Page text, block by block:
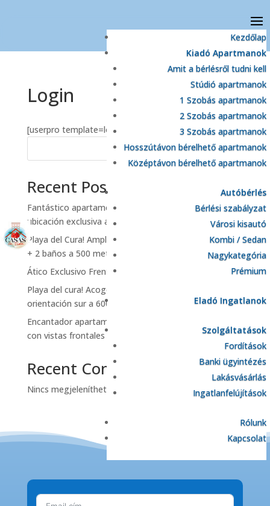
Kezdőlap
Kiadó Apartmanok
Amit a bérlésről tudni kell
Stúdió apartmanok
1 Szobás apartmanok
2 Szobás apartmanok
3 Szobás apartmanok
Hosszútávon bérelhető apartmanok
Középtávon bérelhető apartmanok
Autóbérlés
Bérlési szabályzat
Városi kisautó
Kombi / Sedan
Nagykategória
Prémium
Eladó Ingatlanok
Szolgáltatások
Fordítások
Banki ügyintézés
Lakásvásárlás
Ingatlanfelújítások
Rólunk
Kapcsolat
Login
[userpro template=login]
Keresés
Recent Posts
Fantástico apartamento semireformado con
ubicación exclusiva a 150 metros de la playa
Playa del Cura! Amplio apartamento con 2 dormitorios
+ 2 baños a 500 metros de la playa!
Ático Exclusivo Frente al Mar en ORBI PLAYA
Playa del cura! Acogedor apartamento con terraza
orientación sur a 600 metros de la playa!
Encantador apartamento completamente exterior
con vistas frontales al mar
Recent Comments
Nincs megjeleníthető bejegyzés.